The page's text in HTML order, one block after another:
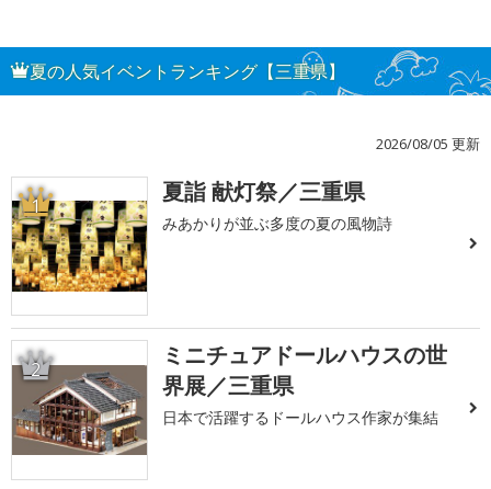
夏の人気イベントランキング【三重県】
2026/08/05 更新
1 夏詣 献灯祭／三重県
みあかりが並ぶ多度の夏の風物詩
2
ミニチュアドールハウスの世
界展／三重県
日本で活躍するドールハウス作家が集結